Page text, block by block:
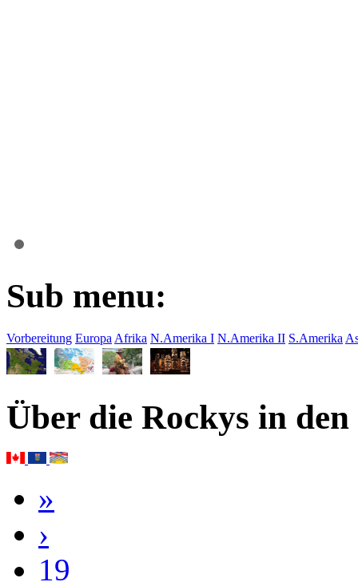
Sub menu:
Vorbereitung Europa Afrika N.Amerika I
Über die Rockys in
»
19
18